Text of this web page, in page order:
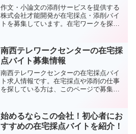
作文・小論文の添削サービスを提供する
株式会社才能開発が在宅採点・添削バイ
トを募集しています。在宅ワークを探し
げる仕事を探している方は必見。神奈川
近郊にお住いの方向けです。
南西テレワークセンターの在宅採
点バイト募集情報
南西テレワークセンターの在宅採点バイ
ト求人情報です。在宅採点や添削の仕事
を探している方は、このページで募集情
ル採点ですので、パソコン操作に慣れた
方が求められます。
始めるならこの会社！初心者にお
すすめの在宅採点バイトを紹介！